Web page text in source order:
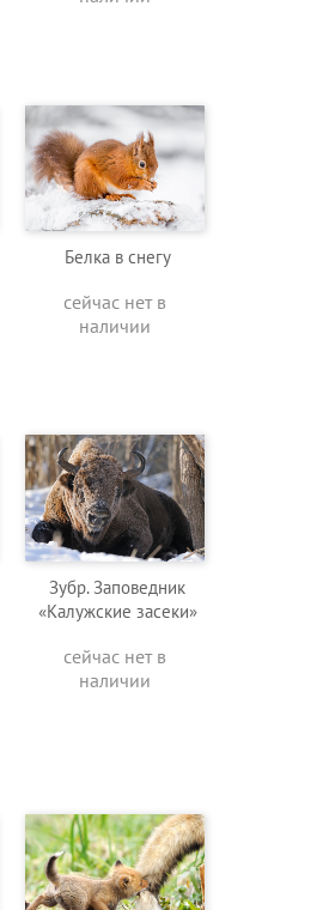
Белка в снегу
сейчас нет в
наличии
Зубр. Заповедник
«Калужские засеки»
сейчас нет в
наличии